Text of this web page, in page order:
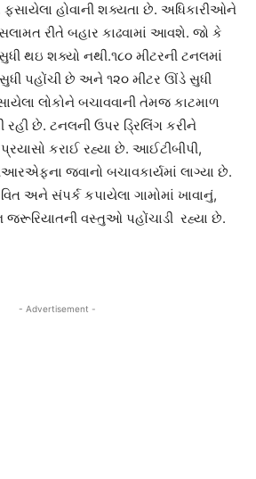
ફસાયેલા હોવાની શક્યતા છે. અધિકારીઓને
રીતે બહાર કાઢવામાં આવશે. જો કે
થઇ શક્યો નથી.૧૮૦ મીટરની ટનલમાં
સુધી પહોંચી છે અને ૧૨૦ મીટર ઊંડે સુધી
લોકોને બચાવવાની તેમજ કાટમાળ
રહી છે. ટનલની ઉપર ડ્રિલિંગ કરીને
કરાઈ રહ્યા છે. આઈટીબીપી,
જવાનો બચાવકાર્યમાં લાગ્યા છે.
અને સંપર્ક કપાયેલા ગામોમાં ખાવાનું,
વસ્તુઓ પહોંચાડી રહ્યા છે.
- Advertisement -